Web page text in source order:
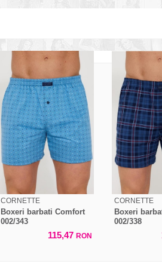
CORNETTE
Boxeri barbati Comfort
002/343
115,47 RON
CORNETTE
Boxeri
002/338